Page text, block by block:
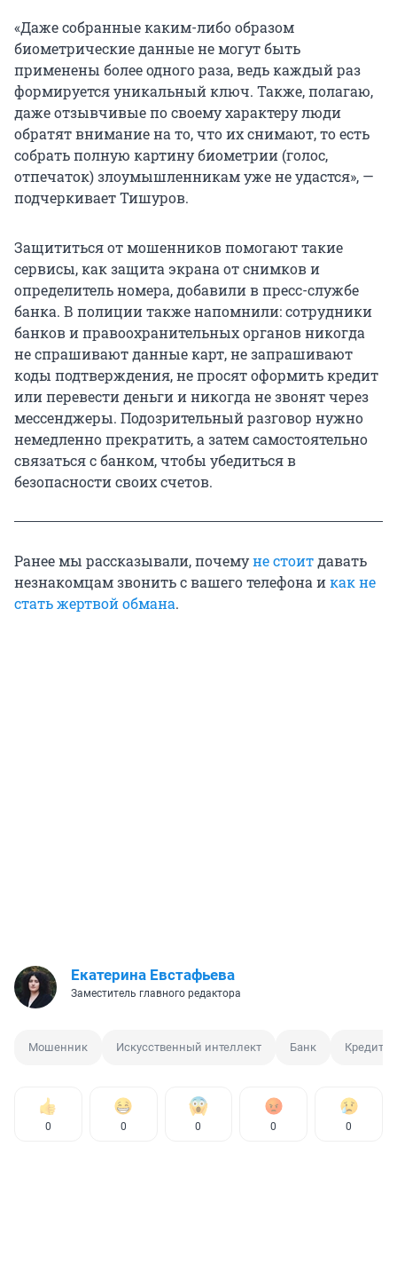
«Даже собранные каким-либо образом
биометрические данные не могут быть
применены более одного раза, ведь каждый раз
формируется уникальный ключ. Также, полагаю,
даже отзывчивые по своему характеру люди
обратят внимание на то, что их снимают, то есть
собрать полную картину биометрии (голос,
отпечаток) злоумышленникам уже не удастся», —
подчеркивает Тишуров.
Защититься от мошенников помогают такие
сервисы, как защита экрана от снимков и
определитель номера, добавили в пресс-службе
банка. В полиции также напомнили: сотрудники
банков и правоохранительных органов никогда
не спрашивают данные карт, не запрашивают
коды подтверждения, не просят оформить кредит
или перевести деньги и никогда не звонят через
мессенджеры. Подозрительный разговор нужно
немедленно прекратить, а затем самостоятельно
связаться с банком, чтобы убедиться в
безопасности своих счетов.
Ранее мы рассказывали, почемуне стоитдавать
незнакомцам звонить с вашего телефона икак не
стать жертвой обмана.
Екатерина Евстафьева
Заместитель главного редактора
Мошенник Искусственный интеллект Банк Кредит
0 0 0 0 0